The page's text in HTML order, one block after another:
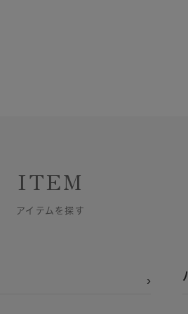
ITEM
アイテムを探す